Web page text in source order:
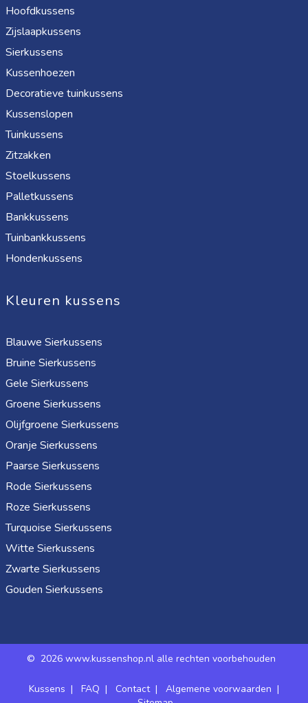
Hoofdkussens
Zijslaapkussens
Sierkussens
Kussenhoezen
Decoratieve tuinkussens
Kussenslopen
Tuinkussens
Zitzakken
Stoelkussens
Palletkussens
Bankkussens
Tuinbankkussens
Hondenkussens
Kleuren kussens
Blauwe Sierkussens
Bruine Sierkussens
Gele Sierkussens
Groene Sierkussens
Olijfgroene Sierkussens
Oranje Sierkussens
Paarse Sierkussens
Rode Sierkussens
Roze Sierkussens
Turquoise Sierkussens
Witte Sierkussens
Zwarte Sierkussens
Gouden Sierkussens
© 2026 www.kussenshop.nl alle rechten voorbehouden
Kussens | FAQ | Contact| Algemene voorwaarden |